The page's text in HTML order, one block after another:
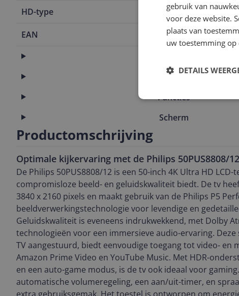
HD-type 4K Ultra HD
EAN
8718863037034
Algemeen
Functies
Scherm
Productomschrijving
Optimale kijkervaring met de Philips 50PUS8808/12
De Philips 50PUS8808/12 is een 50-inch 4K Ultra HD LCD-
compromisloze beeld- en geluidskwaliteit biedt. De tv
3840 x 2160 pixels en maakt gebruik van de Philips P5
beeldverwerkingstechnologie voor levendige en
Geluidskwaliteit is eveneens indrukwekkend, met Dolby
technologieën voor een immersieve audio-ervaring.
TV aangestuurd, biedt eenvoudige toegang tot video- en
Amazon Prime Video en YouTube Music. Met HDR-
en een auto-game modus, is de tv ook ideaal voor
automatische volumeregeling, een aan/uit-timer, en
gebruik van
voor deze website.
plaats van
uw toestemming
DETAILS